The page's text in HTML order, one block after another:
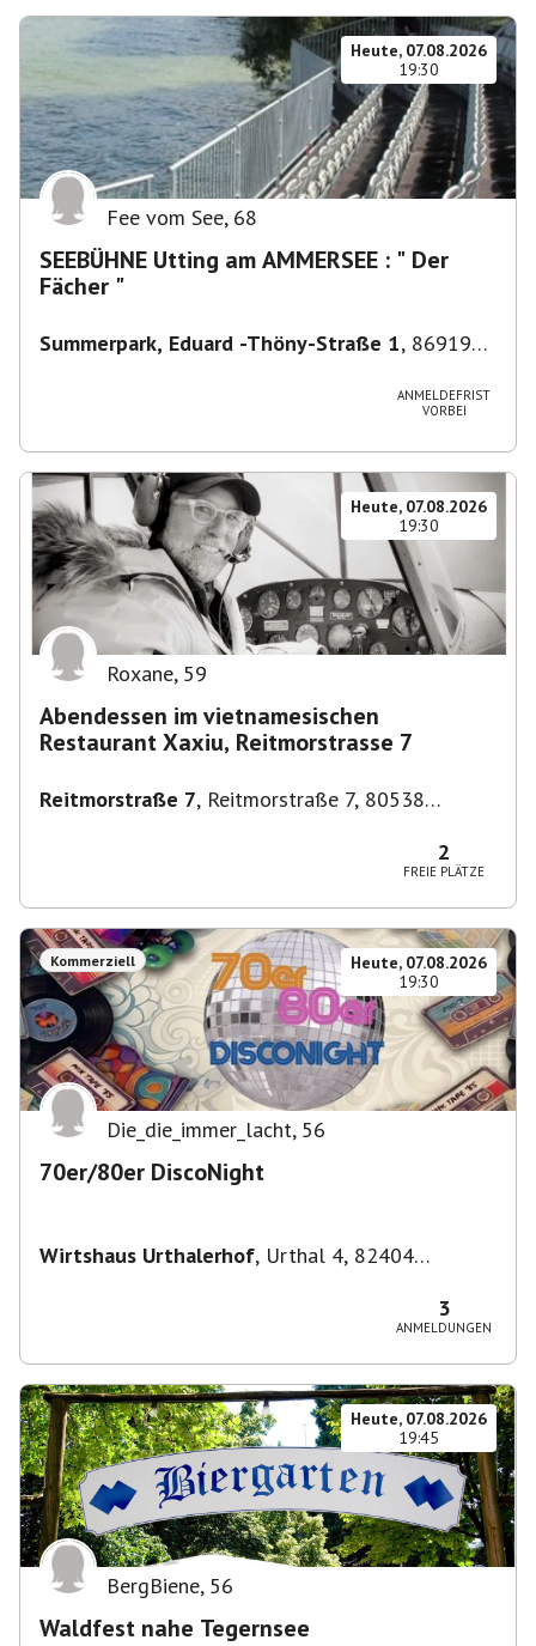
Heute, 07.08.2026
19:30
Fee vom See, 68
SEEBÜHNE Utting am AMMERSEE : " Der
Fächer "
Summerpark, Eduard -Thöny-Straße 1, 86919
ANMELDEFRIST
VORBEI
Heute, 07.08.2026
19:30
Roxane, 59
Abendessen im vietnamesischen
Restaurant Xaxiu, Reitmorstrasse 7
Reitmorstraße 7, Reitmorstraße 7, 80538
2
FREIE PLÄTZE
Kommerziell
Heute, 07.08.2026
19:30
Die_die_immer_lacht, 56
70er/80er DiscoNight
Wirtshaus Urthalerhof, Urthal 4, 82404
3
ANMELDUNGEN
Heute, 07.08.2026
19:45
BergBiene, 56
Waldfest nahe Tegernsee